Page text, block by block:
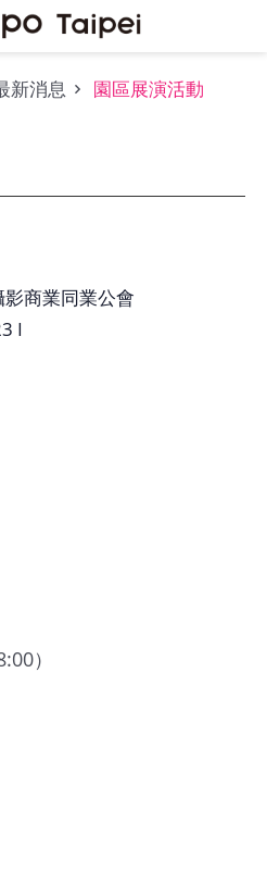
新消息 園區展演活動
商業同業公會
I
）